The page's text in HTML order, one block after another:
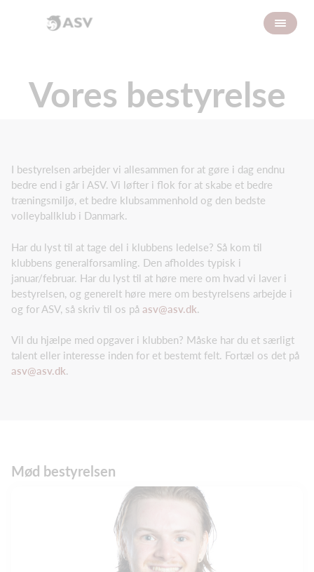
Vores bestyrelse
I bestyrelsen arbejder vi allesammen for at gøre i dag endnu
bedre end i går i ASV. Vi løfter i flok for at skabe et bedre
træningsmiljø, et bedre klubsammenhold og den bedste
volleyballklub i Danmark.
Har du lyst til at tage del i klubbens ledelse? Så kom til
klubbens generalforsamling. Den afholdes typisk i
januar/februar. Har du lyst til at høre mere om hvad vi laver i
bestyrelsen, og generelt høre mere om bestyrelsens arbejde i
og for ASV, så skriv til os på asv@asv.dk
Vil du hjælpe med opgaver i klubben? Måske har du et særligt
talent eller interesse inden for et bestemt felt. Fortæl os det på
asv@asv.dk.
Mød bestyrelsen